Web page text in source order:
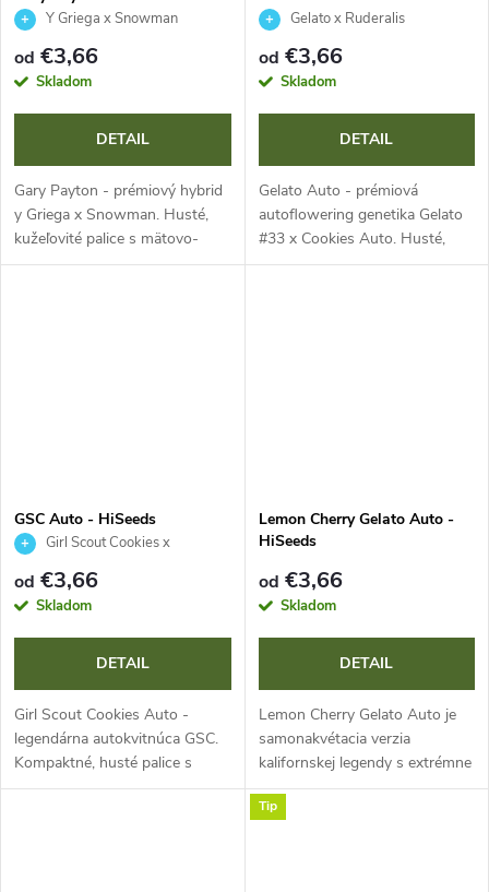
Y Griega x Snowman
od €3,66
Skladom
DETAIL
Gary Payton - prémiový hybrid
y Griega x Snowman. Husté,
kužeľovité palice s mätovo-
zelenými a fialovými odtieňmi,
Gelato x Ruderalis
od €3,66
Skladom
DETAIL
Gelato Auto - prémiová
autoflowering genetika Gelato
#33 x Cookies Auto. Husté,
živicové palice s fialovými
GSC Auto - HiSeeds
Girl Scout Cookies x
Ruderalis
od €3,66
Skladom
DETAIL
Girl Scout Cookies Auto -
legendárna autokvitnúca GSC.
Kompaktné, husté palice s
fialovými a oranžovými
Lemon Cherry Gelato Auto -
HiSeeds
od €3,66
Skladom
DETAIL
Lemon Cherry Gelato Auto je
samonakvétacia verzia
kalifornskej legendy s extrémne
vysokým THC (až 28,5 %).
Ponúka bleskový životný cyklus
Tip